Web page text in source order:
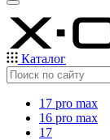
Каталог
17 pro max
16 pro max
17